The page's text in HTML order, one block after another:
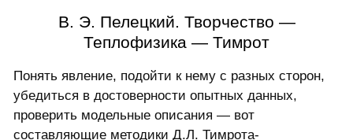
В. Э. Пелецкий. Творчество —
Теплофизика — Тимрот
Понять явление, подойти к нему с разных сторон,
убедиться в достоверности опытных данных,
проверить модельные описания — вот
составляющие методики Д.Л. Тимрота-